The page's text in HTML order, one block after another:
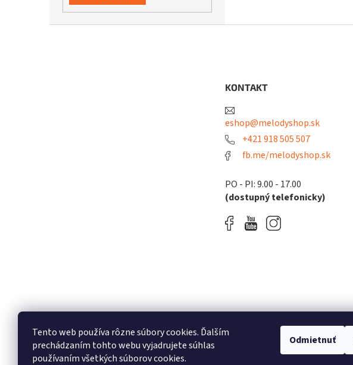
Tento web používa rôzne súbory cookies. Ďalším
prechádzaním tohto webu vyjadrujete súhlas
používaním všetkých súborov cookies.
Odmietnuť
KONTAKT
eshop@melodyshop.sk
+421 918 505 507
fb.me/melodyshop.sk
PO - PI: 9.00 - 17.00
(dostupný telefonicky)